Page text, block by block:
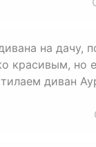
на дачу,
красивым,
диван